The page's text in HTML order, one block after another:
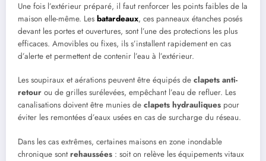
Une fois l’extérieur préparé, il faut renforcer les points faibles de la
maison elle-même. Les batardeaux, ces panneaux étanches posés
devant les portes et ouvertures, sont l’une des protections les plus
efficaces. Amovibles ou fixes, ils s’installent rapidement en cas
d’alerte et permettent de contenir l’eau à l’extérieur.
Les soupiraux et aérations peuvent être équipés de clapets anti-
retour ou de grilles surélevées, empêchant l’eau de refluer. Les
canalisations doivent être munies de clapets hydrauliques pour
éviter les remontées d’eaux usées en cas de surcharge du réseau.
Dans les cas extrêmes, certaines maisons en zone inondable
chronique sontrehaussées : soit on relève les équipements vitaux